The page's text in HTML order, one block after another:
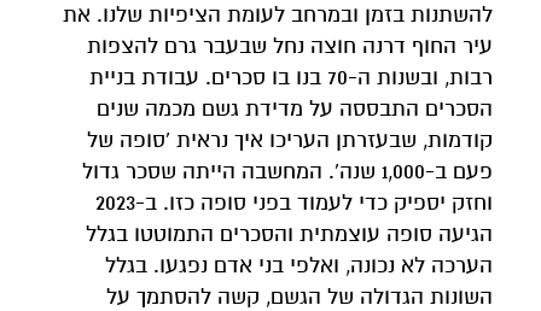
להשתנות בזמן ובמרחב לעומת הציפיות שלנו. את
עיר החוף דרנה חוצה נחל שבעבר גרם להצפות
רבות, ובשנות ה-70 בנו בו סכרים. עבודת בניית
הסכרים התבססה על מדידת גשם מכמה שנים
קודמות, שבעזרתן העריכו איך נראית 'סופה של
פעם ב-1,000 שנה'. המחשבה הייתה שסכר גדול
וחזק יספיק כדי לעמוד בפני סופה כזו. ב-2023
הגיעה סופה עוצמתית והסכרים התמוטטו בגלל
הערכה לא נכונה, ואלפי בני אדם נפגעו. בגלל
השונות הגדולה של הגשם, קשה להסתמך על